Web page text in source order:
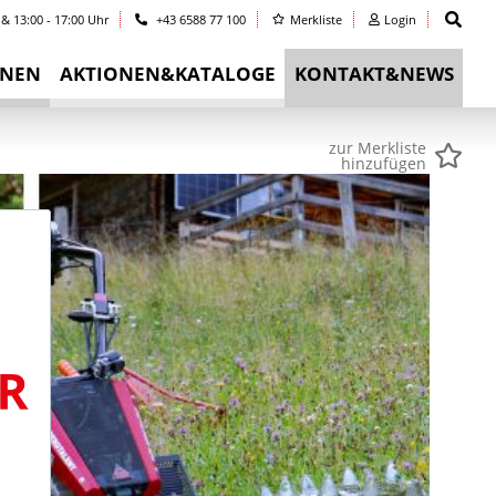
13:00 - 17:00 Uhr +43 6588 77 100 Merkliste Login
AKTIONEN&KATALOGE KONTAKT&NEWS
zur Merkliste
hinzufügen